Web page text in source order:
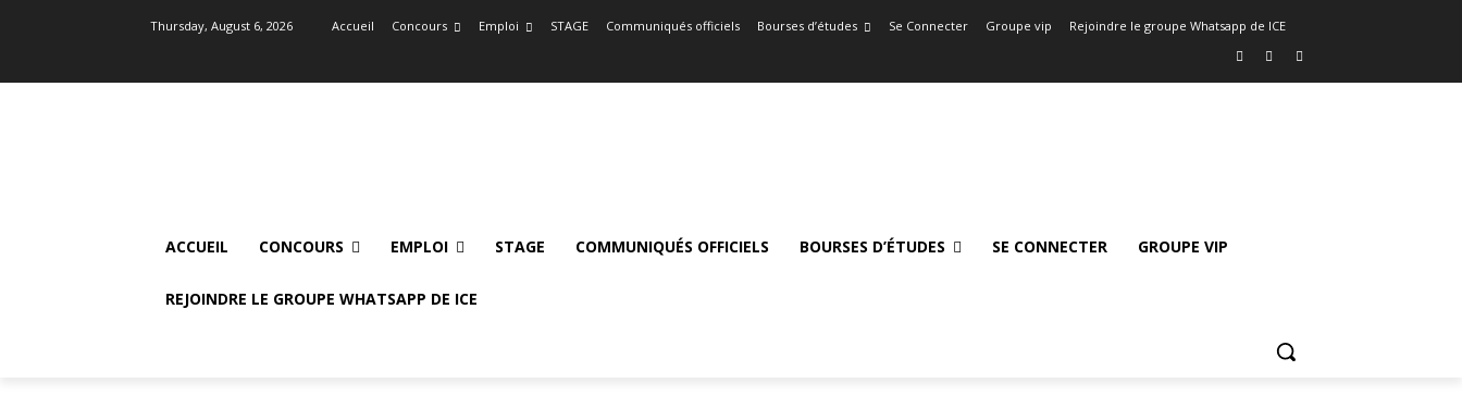
Thursday, August 6, 2026 Accueil Concours Emploi STAGE Communiqués officiels Bourses d’études Se Connecter Groupe vip Rejoindre le groupe Whatsapp de ICE
ACCUEIL CONCOURS EMPLOI STAGE COMMUNIQUÉS OFFICIELS BOURSES D’ÉTUDES SE CONNECTER GROUPE VIP
REJOINDRE LE GROUPE WHATSAPP DE ICE